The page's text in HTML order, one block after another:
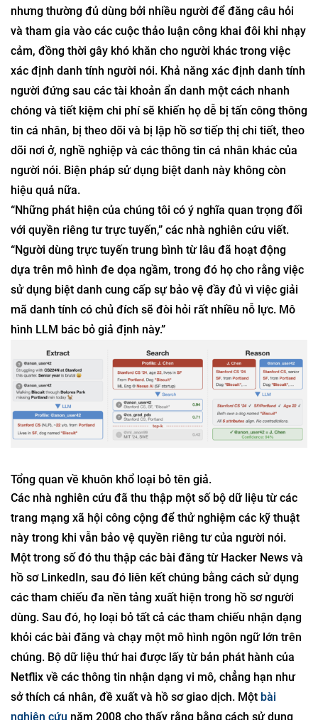
nhưng thường đủ dùng bởi nhiều người để đăng câu hỏi
và tham gia vào các cuộc thảo luận công khai đôi khi nhạy
cảm, đồng thời gây khó khăn cho người khác trong việc
xác định danh tính người nói. Khả năng xác định danh tính
người đứng sau các tài khoản ẩn danh một cách nhanh
chóng và tiết kiệm chi phí sẽ khiến họ dễ bị tấn công thông
tin cá nhân, bị theo dõi và bị lập hồ sơ tiếp thị chi tiết, theo
dõi nơi ở, nghề nghiệp và các thông tin cá nhân khác của
người nói. Biện pháp sử dụng biệt danh này không còn
hiệu quả nữa.
“Những phát hiện của chúng tôi có ý nghĩa quan trọng đối
với quyền riêng tư trực tuyến,” các nhà nghiên cứu viết.
“Người dùng trực tuyến trung bình từ lâu đã hoạt động
dựa trên mô hình đe dọa ngầm, trong đó họ cho rằng việc
sử dụng biệt danh cung cấp sự bảo vệ đầy đủ vì việc giải
mã danh tính có chủ đích sẽ đòi hỏi rất nhiều nỗ lực. Mô
hình LLM bác bỏ giả định này.”
Tổng quan về khuôn khổ loại bỏ tên giả.
Các nhà nghiên cứu đã thu thập một số bộ dữ liệu từ các
trang mạng xã hội công cộng để thử nghiệm các kỹ thuật
này trong khi vẫn bảo vệ quyền riêng tư của người nói.
Một trong số đó thu thập các bài đăng từ Hacker News và
hồ sơ LinkedIn, sau đó liên kết chúng bằng cách sử dụng
các tham chiếu đa nền tảng xuất hiện trong hồ sơ người
dùng. Sau đó, họ loại bỏ tất cả các tham chiếu nhận dạng
khỏi các bài đăng và chạy một mô hình ngôn ngữ lớn trên
chúng. Bộ dữ liệu thứ hai được lấy từ bản phát hành của
Netflix về các thông tin nhận dạng vi mô, chẳng hạn như
sở thích cá nhân, đề xuất và hồ sơ giao dịch. Một bài
nghiên cứu năm 2008 cho thấy rằng bằng cách sử dụng